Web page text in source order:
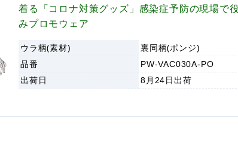
着る「コロナ対策グッズ」感染症予防の現場で
みプロモウェア
ウラ柄(素材)
裏同柄(ポンジ)
品番
PW-VAC030A-PO
出荷日 8月24日出荷